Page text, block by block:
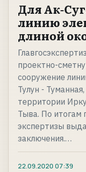
Для Ак-
линию
длиной
проектно-
сооружение
Тулун -
территории
Тыва. По итогам
экспертизы
заключения.…
22.09.2020 07:39